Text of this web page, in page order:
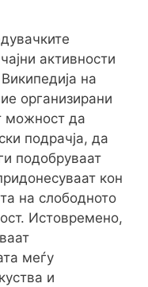
активности
на
организирани
можност да
подрачја, да
подобруваат
кон
на слободното
Истовремено,
меѓу
и